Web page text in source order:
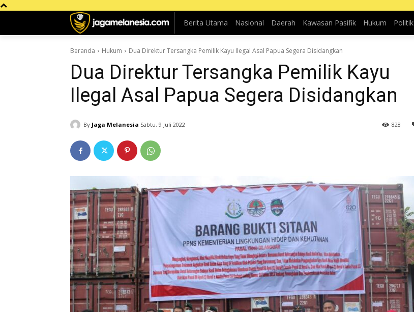
Berita Utama Nasional Daerah Kawasan Pasifik Hukum Politik
Beranda Hukum Dua Direktur Tersangka Pemilik Kayu Ilegal Asal Papua Segera Disidangkan
Dua Direktur Tersangka Pemilik Kayu
Ilegal Asal Papua Segera Disidangkan
By Jaga Melanesia Sabtu, 9 Juli 2022 828